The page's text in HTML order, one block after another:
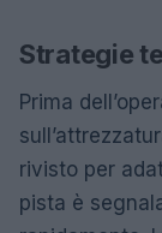
Strategie
Prima
rivisto per
pista è